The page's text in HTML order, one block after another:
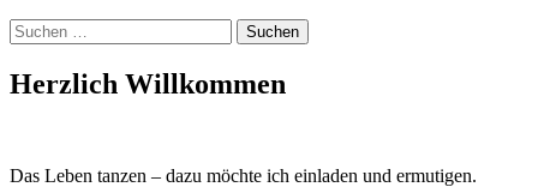
Suchen
nach:
Herzlich Willkommen
Das Leben tanzen – dazu möchte ich einladen und ermutigen.